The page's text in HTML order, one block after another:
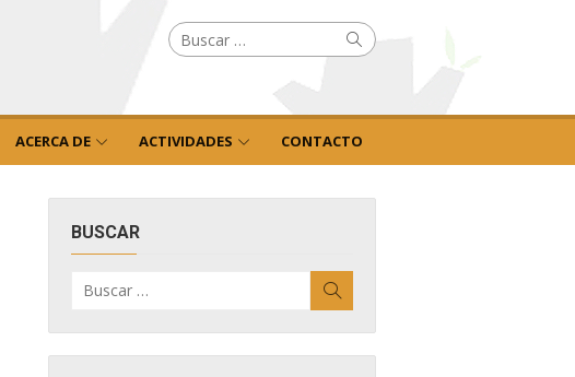
Buscar
por: Buscar
ACERCA DE ACTIVIDADES CONTACTO
BUSCAR
por: